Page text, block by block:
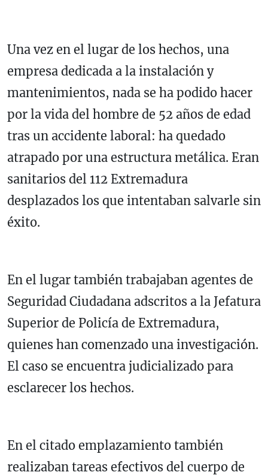
Una vez en el lugar de los hechos, una
empresa dedicada a la instalación y
mantenimientos, nada se ha podido hacer
por la vida del hombre de 52 años de edad
tras un accidente laboral: ha quedado
atrapado por una estructura metálica. Eran
sanitarios del 112 Extremadura
desplazados los que intentaban salvarle sin
éxito.
En el lugar también trabajaban agentes de
Seguridad Ciudadana adscritos a la Jefatura
Superior de Policía de Extremadura,
quienes han comenzado una investigación.
El caso se encuentra judicializado para
esclarecer los hechos.
En el citado emplazamiento también
realizaban tareas efectivos del cuerpo de